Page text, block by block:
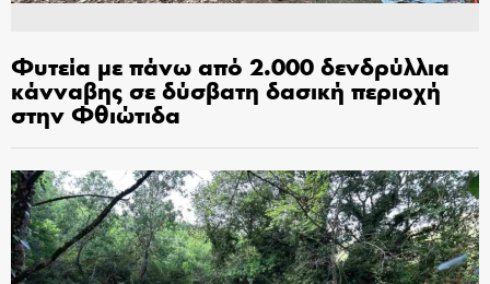
Φυτεία με πάνω από 2.000 δενδρύλλια
κάνναβης σε δύσβατη δασική περιοχή
στην Φθιώτιδα